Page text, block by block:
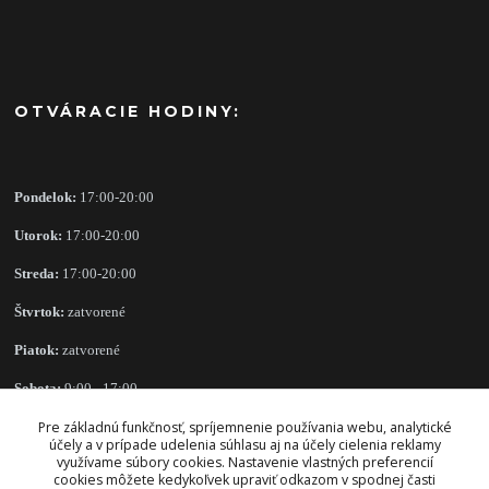
OTVÁRACIE HODINY:
Pondelok: 17:00-20:00
Utorok: 17:00-20:00
Streda: 17:00-20:00
Štvrtok: zatvorené
Piatok: zatvorené
Sobota:9:00 - 17:00
Nedeľa: zatvorené
Pre základnú funkčnosť, spríjemnenie používania webu, analytické
účely a v prípade udelenia súhlasu aj na účely cielenia reklamy
využívame súbory cookies. Nastavenie vlastných preferencií
cookies môžete kedykoľvek upraviť odkazom v spodnej časti